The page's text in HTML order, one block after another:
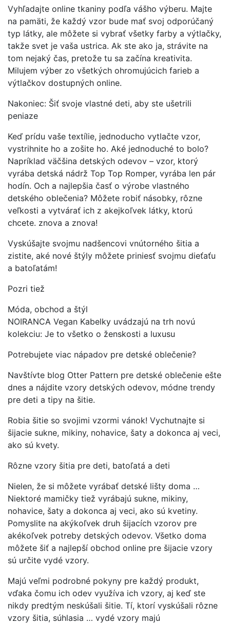
Vyhľadajte online tkaniny podľa vášho výberu. Majte
na pamäti, že každý vzor bude mať svoj odporúčaný
typ látky, ale môžete si vybrať všetky farby a výtlačky,
takže svet je vaša ustrica. Ak ste ako ja, strávite na
tom nejaký čas, pretože tu sa začína kreativita.
Milujem výber zo všetkých ohromujúcich farieb a
výtlačkov dostupných online.
Nakoniec: Šiť svoje vlastné deti, aby ste ušetrili
peniaze
Keď prídu vaše textílie, jednoducho vytlačte vzor,
vystrihnite ho a zošite ho. Aké jednoduché to bolo?
Napríklad väčšina detských odevov – vzor, ktorý
vyrába detská nádrž Top Top Romper, vyrába len pár
hodín. Och a najlepšia časť o výrobe vlastného
detského oblečenia? Môžete robiť násobky, rôzne
veľkosti a vytvárať ich z akejkoľvek látky, ktorú
chcete. znova a znova!
Vyskúšajte svojmu nadšencovi vnútorného šitia a
zistite, aké nové štýly môžete priniesť svojmu dieťaťu
a batoľatám!
Pozri tiež
Móda, obchod a štýl
NOIRANCA Vegan Kabelky uvádzajú na trh novú
kolekciu: Je to všetko o ženskosti a luxusu
Potrebujete viac nápadov pre detské oblečenie?
Navštívte blog Otter Pattern pre detské oblečenie ešte
dnes a nájdite vzory detských odevov, módne trendy
pre deti a tipy na šitie.
Robia šitie so svojimi vzormi vánok! Vychutnajte si
šijacie sukne, mikiny, nohavice, šaty a dokonca aj veci,
ako sú kvety.
Rôzne vzory šitia pre deti, batoľatá a deti
Nielen, že si môžete vyrábať detské lišty doma …
Niektoré mamičky tiež vyrábajú sukne, mikiny,
nohavice, šaty a dokonca aj veci, ako sú kvetiny.
Pomyslite na akýkoľvek druh šijacích vzorov pre
akékoľvek potreby detských odevov. Všetko doma
môžete šiť a najlepší obchod online pre šijacie vzory
sú určite vydé vzory.
Majú veľmi podrobné pokyny pre každý produkt,
vďaka čomu ich odev využíva ich vzory, aj keď ste
nikdy predtým neskúšali šitie. Tí, ktorí vyskúšali rôzne
vzory šitia, súhlasia … vydé vzory majú